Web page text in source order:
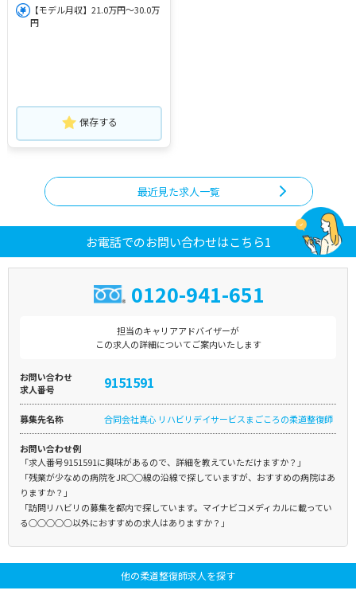
【モデル月収】21.0万円～30.0万
円
保存する
最近見た求人一覧
お電話でのお問い合わせはこちら1
0120-941-651
担当のキャリアアドバイザーが
この求人の詳細についてご案内いたします
お問い合わせ
求人番号
9151591
募集先名称 合同会社真心 リハビリデイサービスまごころの柔道整復師
お問い合わせ例
「求人番号9151591に興味があるので、詳細を教えていただけますか？」
「残業が少なめの病院をJR○○線の沿線で探していますが、おすすめの病院はあ
りますか？」
「訪問リハビリの募集を都内で探しています。マイナビコメディカルに載ってい
る○○○○○以外におすすめの求人はありますか？」
他の柔道整復師求人を探す